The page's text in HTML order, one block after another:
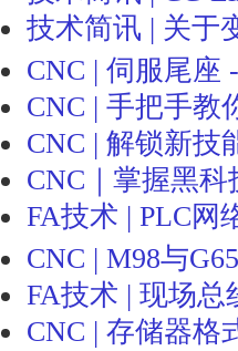
技术简讯 | 关于
CNC | 伺服尾座
CNC | 手把手教
CNC | 解锁新技
CNC｜掌握黑
FA技术 | PLC网
CNC | M98与
FA技术 | 现场
CNC | 存储器格